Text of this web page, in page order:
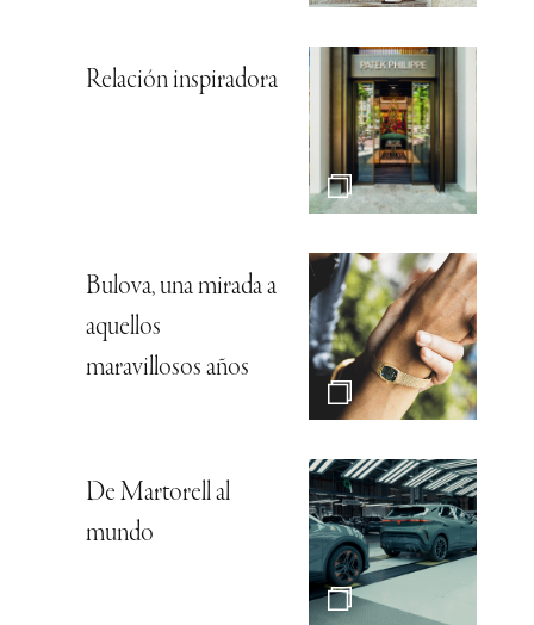
Relación inspiradora
Bulova, una mirada a
aquellos
maravillosos años
De Martorell al
mundo